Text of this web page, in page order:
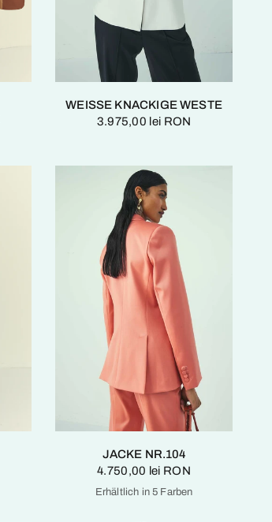
WEISSE KNACKIGE WESTE
3.975,00 lei RON
JACKE NR.104
4.750,00 lei RON
Amber GoldTiefschwarz
Kaschmirblau
Zinfandel
Gebrannte Siena
Erhältlich in 5 Farben